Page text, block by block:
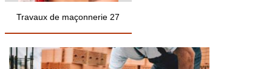
Travaux de maçonnerie 27